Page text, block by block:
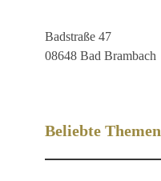
Badstraße 47
08648 Bad Brambach
Beliebte Themen